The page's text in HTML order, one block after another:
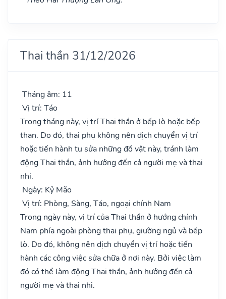
Thai thần 31/12/2026
Tháng âm: 11
Vị trí: Táo
Trong tháng này, vị trí Thai thần ở bếp lò hoặc bếp
than. Do đó, thai phụ không nên dịch chuyển vị trí
hoặc tiến hành tu sửa những đồ vật này, tránh làm
động Thai thần, ảnh hưởng đến cả người mẹ và thai
nhi.
Ngày: Kỷ Mão
Vị trí: Phòng, Sàng, Táo, ngoại chính Nam
Trong ngày này, vị trí của Thai thần ở hướng chính
Nam phía ngoài phòng thai phụ, giường ngủ và bếp
lò. Do đó, không nên dịch chuyển vị trí hoặc tiến
hành các công việc sửa chữa ở nơi này. Bởi việc làm
đó có thể làm động Thai thần, ảnh hưởng đến cả
người mẹ và thai nhi.